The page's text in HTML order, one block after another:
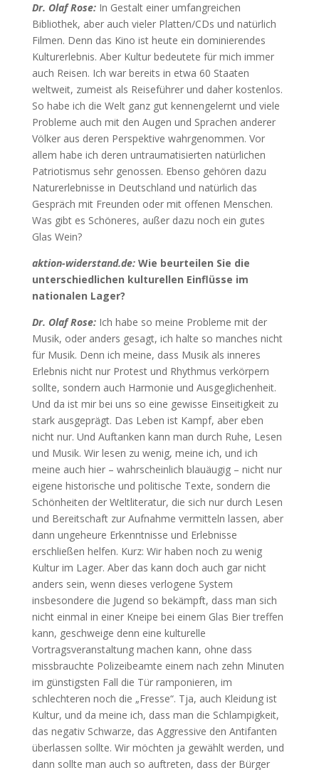
Dr. Olaf Rose:In Gestalt einer umfangreichen
Bibliothek, aber auch vieler Platten/CDs und natürlich
Filmen. Denn das Kino ist heute ein dominierendes
Kulturerlebnis. Aber Kultur bedeutete für mich immer
auch Reisen. Ich war bereits in etwa 60 Staaten
weltweit, zumeist als Reiseführer und daher kostenlos.
So habe ich die Welt ganz gut kennengelernt und viele
Probleme auch mit den Augen und Sprachen anderer
Völker aus deren Perspektive wahrgenommen. Vor
allem habe ich deren untraumatisierten natürlichen
Patriotismus sehr genossen. Ebenso gehören dazu
Naturerlebnisse in Deutschland und natürlich das
Gespräch mit Freunden oder mit offenen Menschen.
Was gibt es Schöneres, außer dazu noch ein gutes
Glas Wein?
aktion-widerstand.de: Wie beurteilen Sie die
unterschiedlichen kulturellen Einflüsse im
nationalen Lager?
Dr. Olaf Rose: Ich habe so meine Probleme mit der
Musik, oder anders gesagt, ich halte so manches nicht
für Musik. Denn ich meine, dass Musik als inneres
Erlebnis nicht nur Protest und Rhythmus verkörpern
sollte, sondern auch Harmonie und Ausgeglichenheit.
Und da ist mir bei uns so eine gewisse Einseitigkeit zu
stark ausgeprägt. Das Leben ist Kampf, aber eben
nicht nur. Und Auftanken kann man durch Ruhe, Lesen
und Musik. Wir lesen zu wenig, meine ich, und ich
meine auch hier – wahrscheinlich blauäugig – nicht nur
eigene historische und politische Texte, sondern die
Schönheiten der Weltliteratur, die sich nur durch Lesen
und Bereitschaft zur Aufnahme vermitteln lassen, aber
dann ungeheure Erkenntnisse und Erlebnisse
erschließen helfen. Kurz: Wir haben noch zu wenig
Kultur im Lager. Aber das kann doch auch gar nicht
anders sein, wenn dieses verlogene System
insbesondere die Jugend so bekämpft, dass man sich
nicht einmal in einer Kneipe bei einem Glas Bier treffen
kann, geschweige denn eine kulturelle
Vortragsveranstaltung machen kann, ohne dass
missbrauchte Polizeibeamte einem nach zehn Minuten
im günstigsten Fall die Tür ramponieren, im
schlechteren noch die „Fresse“. Tja, auch Kleidung ist
Kultur, und da meine ich, dass man die Schlampigkeit,
das negativ Schwarze, das Aggressive den Antifanten
überlassen sollte. Wir möchten ja gewählt werden, und
dann sollte man auch so auftreten, dass der Bürger